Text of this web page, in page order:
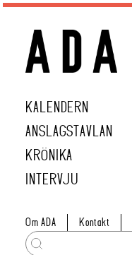
KALENDERN
ANSLAGSTAVLAN
KRÖNIKA
INTERVJU
Om ADA Kontakt